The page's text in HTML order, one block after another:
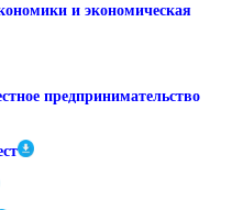
и экономическая
предпринимательство